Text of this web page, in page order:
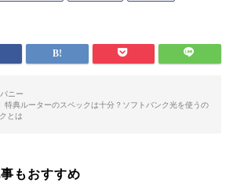
ニー
特典ルーターのスペックは十分？ソフトバンク光を使うの
とは
もおすすめ